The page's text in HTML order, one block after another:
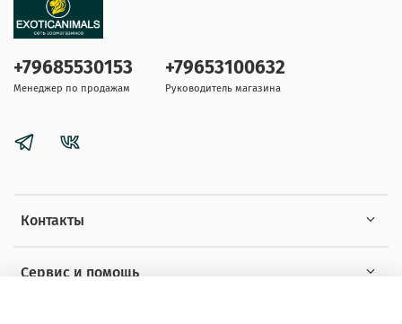
Контакты
Сервис и помощь
+79685530153
Менеджер по продажам
+79653100632
Руководитель магазина